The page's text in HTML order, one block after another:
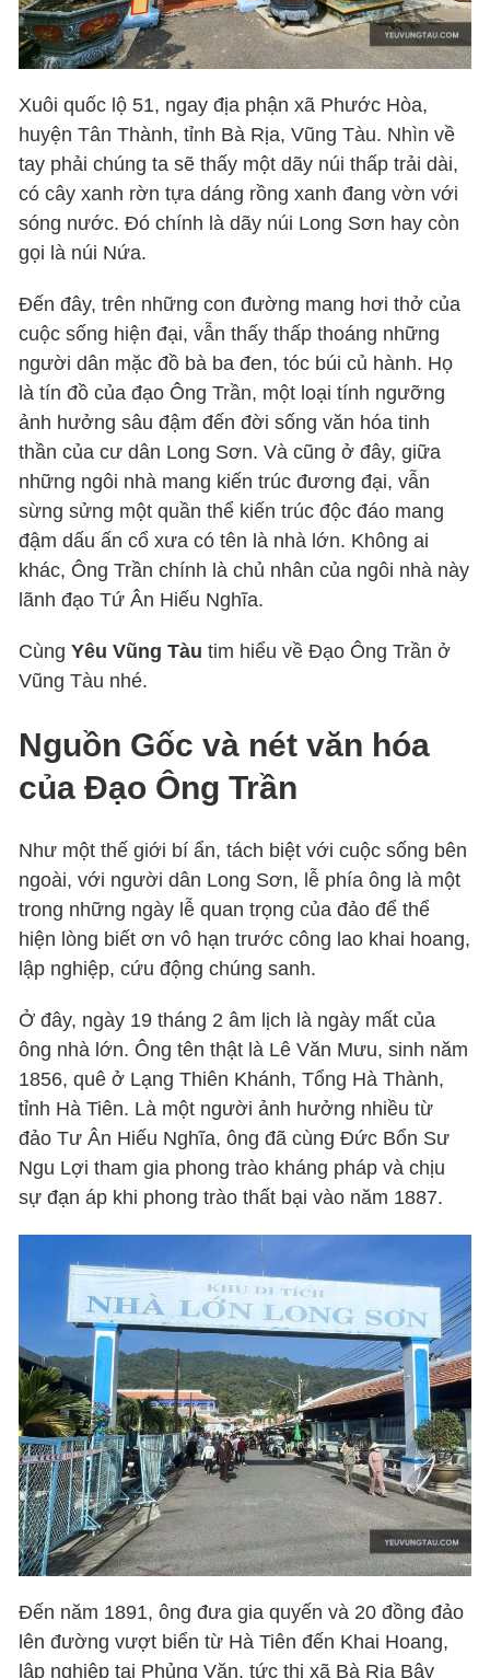
Xuôi quốc lộ 51, ngay địa phận xã Phước Hòa,
huyện Tân Thành, tỉnh Bà Rịa, Vũng Tàu. Nhìn về
tay phải chúng ta sẽ thấy một dãy núi thấp trải dài,
có cây xanh rờn tựa dáng rồng xanh đang vờn với
sóng nước. Đó chính là dãy núi Long Sơn hay còn
gọi là núi Nứa.
Đến đây, trên những con đường mang hơi thở của
cuộc sống hiện đại, vẫn thấy thấp thoáng những
người dân mặc đồ bà ba đen, tóc búi củ hành. Họ
là tín đồ của đạo Ông Trần, một loại tính ngưỡng
ảnh hưởng sâu đậm đến đời sống văn hóa tinh
thần của cư dân Long Sơn. Và cũng ở đây, giữa
những ngôi nhà mang kiến trúc đương đại, vẫn
sừng sửng một quần thể kiến trúc độc đáo mang
đậm dấu ấn cổ xưa có tên là nhà lớn. Không ai
khác, Ông Trần chính là chủ nhân của ngôi nhà này
lãnh đạo Tứ Ân Hiếu Nghĩa.
CùngYêu Vũng Tàu tim hiểu về Đạo Ông Trần ở
Vũng Tàu nhé.
Nguồn Gốc và nét văn hóa
của Đạo Ông Trần
Như một thế giới bí ẩn, tách biệt với cuộc sống bên
ngoài, với người dân Long Sơn, lễ phía ông là một
trong những ngày lễ quan trọng của đảo để thể
hiện lòng biết ơn vô hạn trước công lao khai hoang,
lập nghiệp, cứu động chúng sanh.
Ở đây, ngày 19 tháng 2 âm lịch là ngày mất của
ông nhà lớn. Ông tên thật là Lê Văn Mưu, sinh năm
1856, quê ở Lạng Thiên Khánh, Tổng Hà Thành,
tỉnh Hà Tiên. Là một người ảnh hưởng nhiều từ
đảo Tư Ân Hiếu Nghĩa, ông đã cùng Đức Bổn Sư
Ngu Lợi tham gia phong trào kháng pháp và chịu
sự đạn áp khi phong trào thất bại vào năm 1887.
Đến năm 1891, ông đưa gia quyến và 20 đồng đảo
lên đường vượt biển từ Hà Tiên đến Khai Hoang,
lập nghiệp tại Phủng Văn, tức thị xã Bà Rịa Bây